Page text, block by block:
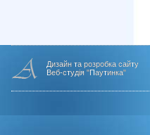
Дизайн та розробка сайту
Веб-студія "Паутинка"